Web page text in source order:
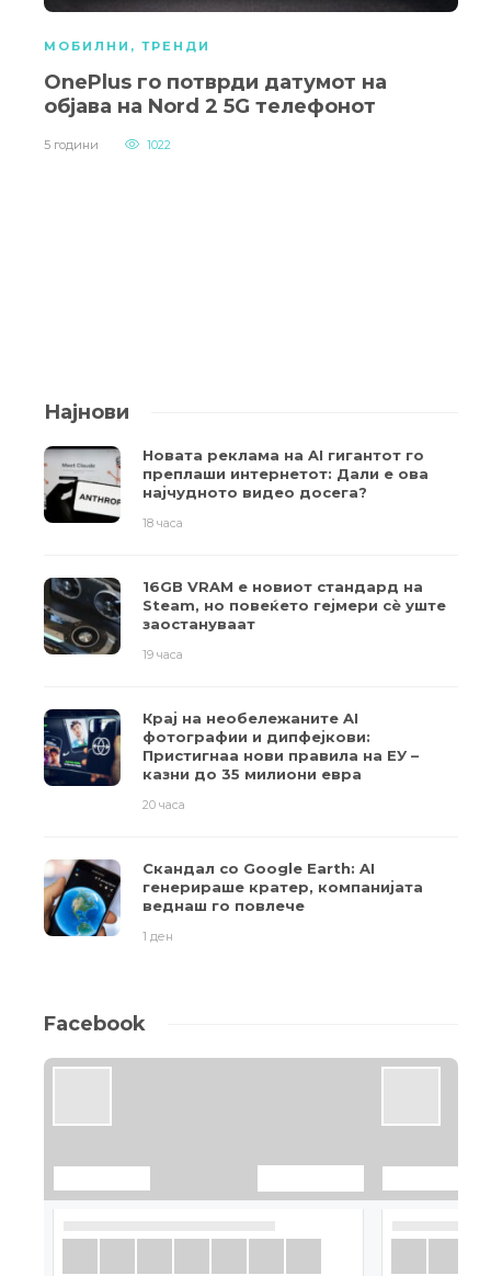
МОБИЛНИ , ТРЕНДИ
OnePlus го потврди датумот на
објава на Nord 2 5G телефонот
5 години 1022
Најнови
Новата реклама на AI гигантот го
преплаши интернетот: Дали е ова
најчудното видео досега?
18 часа
16GB VRAM е новиот стандард на
Steam, но повеќето гејмери ​​сè уште
заостануваат
19 часа
Крај на необележаните AI
фотографии и дипфејкови:
Пристигнаа нови правила на ЕУ –
казни до 35 милиони евра
20 часа
Скандал со Google Earth: AI
генерираше кратер, компанијата
веднаш го повлече
1 ден
Facebook